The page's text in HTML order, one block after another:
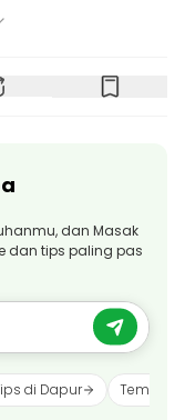
dan Masak
dan tips paling pas
di Dapur Tempat